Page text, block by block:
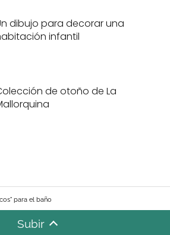
dibujo para decorar una
infantil
de otoño de La
para el baño
Subir